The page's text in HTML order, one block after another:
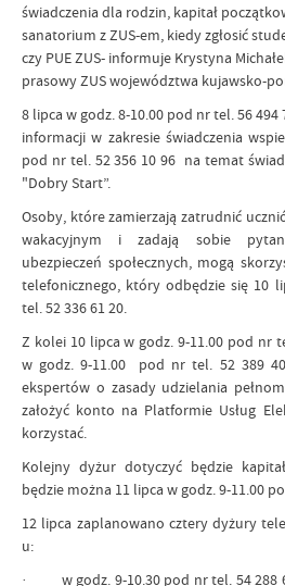
świadczenia dla rodzin, kapitał
sanatorium z ZUS-em, kiedy zgłosić
czy PUE ZUS- informuje Krystyna
prasowy ZUS województwa kujawsko-
8 lipca w godz. 8-10.00 pod nr tel. 56
informacji w zakresie świadczenia
pod nr tel. 52 356 10 96 na temat
"Dobry Start”.
Osoby, które zamierzają zatrudnić
wakacyjnym i zadają sobie
ubezpieczeń społecznych, mogą
telefonicznego, który odbędzie się 10
tel. 52 336 61 20.
Z kolei 10 lipca w godz. 9-11.00 pod nr
w godz. 9-11.00 pod nr tel. 52 389
ekspertów o zasady udzielania
założyć konto na Platformie Usług
korzystać.
Kolejny dyżur dotyczyć będzie
będzie można 11 lipca w godz. 9-11.00
12 lipca zaplanowano cztery dyżury
u:
· w godz. 9-10.30 pod nr tel. 54 288